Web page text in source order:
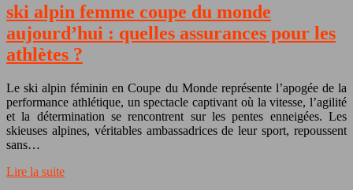
ski alpin femme coupe du monde
aujourd’hui : quelles assurances pour les
athlètes ?
Le ski alpin féminin en Coupe du Monde représente l’apogée de la
performance athlétique, un spectacle captivant où la vitesse, l’agilité
et la détermination se rencontrent sur les pentes enneigées. Les
skieuses alpines, véritables ambassadrices de leur sport, repoussent
sans…
Lire la suite